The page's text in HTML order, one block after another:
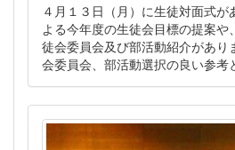
４月１３日（月）に生徒対面式が
よる今年度の生徒会目標の提案や
徒会委員会及び部活動紹介があり
会委員会、部活動選択の良い参考